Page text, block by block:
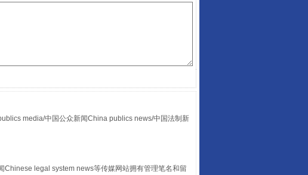
走走走！国家喊你健身啦
media/中国公众新闻China publics news/中国法制新
legal system news等传媒网站拥有管理笔名和留